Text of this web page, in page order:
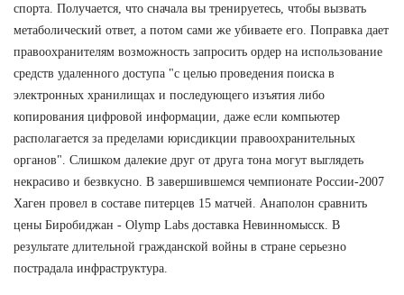
спорта. Получается, что сначала вы тренируетесь, чтобы вызвать
метаболический ответ, а потом сами же убиваете его. Поправка дает
правоохранителям возможность запросить ордер на использование
средств удаленного доступа "с целью проведения поиска в
электронных хранилищах и последующего изъятия либо
копирования цифровой информации, даже если компьютер
располагается за пределами юрисдикции правоохранительных
органов". Слишком далекие друг от друга тона могут выглядеть
некрасиво и безвкусно. В завершившемся чемпионате России-2007
Хаген провел в составе питерцев 15 матчей. Анаполон сравнить
цены Биробиджан - Olymp Labs доставка Невинномысск. В
результате длительной гражданской войны в стране серьезно
пострадала инфраструктура.